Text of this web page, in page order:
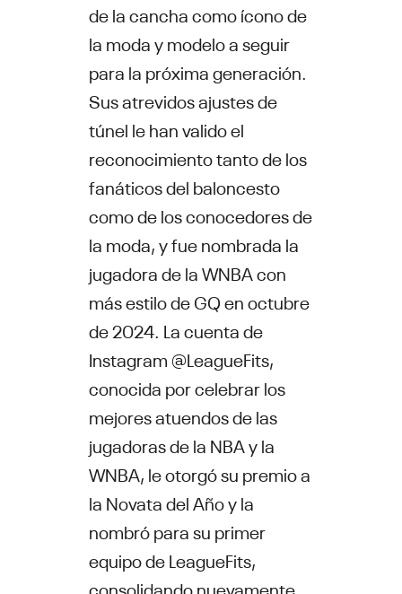
de la cancha como ícono de
la moda y modelo a seguir
para la próxima generación.
Sus atrevidos ajustes de
túnel le han valido el
reconocimiento tanto de los
fanáticos del baloncesto
como de los conocedores de
la moda, y fue nombrada la
jugadora de la WNBA con
más estilo de GQ en octubre
de 2024. La cuenta de
Instagram @LeagueFits,
conocida por celebrar los
mejores atuendos de las
jugadoras de la NBA y la
WNBA, le otorgó su premio a
la Novata del Año y la
nombró para su primer
equipo de LeagueFits,
consolidando nuevamente